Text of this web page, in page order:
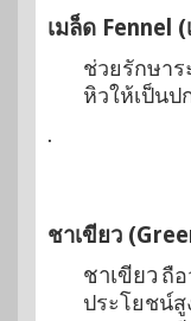
เมล็ด Fennel
ช่วยรักษา
หิวให้เป็น
.
ชาเขียว
ชาเขียว ถื
ประโยชน์สู